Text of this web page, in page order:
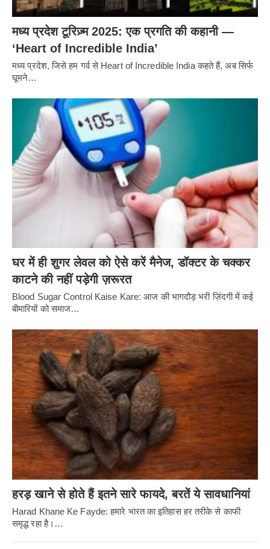
मध्य प्रदेश टूरिज़्म 2025: एक प्रगति की कहानी —
‘Heart of Incredible India’
मध्य प्रदेश, जिसे हम गर्व से Heart of Incredible India कहते हैं, अब सिर्फ
घूमने…
घर में ही शुगर लेवल को ऐसे करें मैनेज, डॉक्टर के चक्कर
काटने की नहीं पड़ेगी ज़रूरत
Blood Sugar Control Kaise Kare: आज की भागदौड़ भरी ज़िंदगी में कई
बीमारियों को समाज…
हरड़ खाने से होते हैं इतने सारे फायदे, बरतें ये सावधानियां
Harad Khane Ke Fayde: हमारे भारत का इतिहास हर तरीके से काफी
समृद्ध रहा है।…